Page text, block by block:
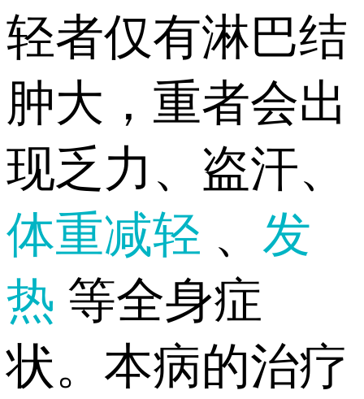
轻者仅有淋巴结
肿大，重者会出
现乏力、盗汗、
体重减轻 、 发
热 等全身症
状。本病的治疗